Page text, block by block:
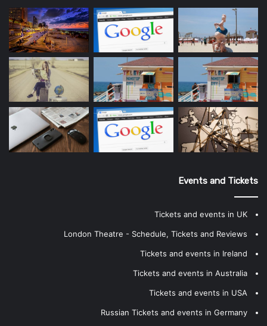
Events and Tickets
Tickets and events in UK
London Theatre - Schedule, Tickets and Reviews
Tickets and events in Ireland
Tickets and events in Australia
Tickets and events in USA
Russian Tickets and events in Germany